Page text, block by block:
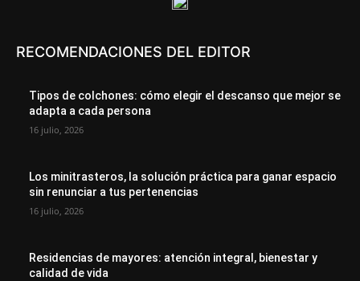
RECOMENDACIONES DEL EDITOR
Tipos de colchones: cómo elegir el descanso que mejor se
adapta a cada persona
16 julio, 2026
Los minitrasteros, la solución práctica para ganar espacio
sin renunciar a tus pertenencias
16 julio, 2026
Residencias de mayores: atención integral, bienestar y
calidad de vida